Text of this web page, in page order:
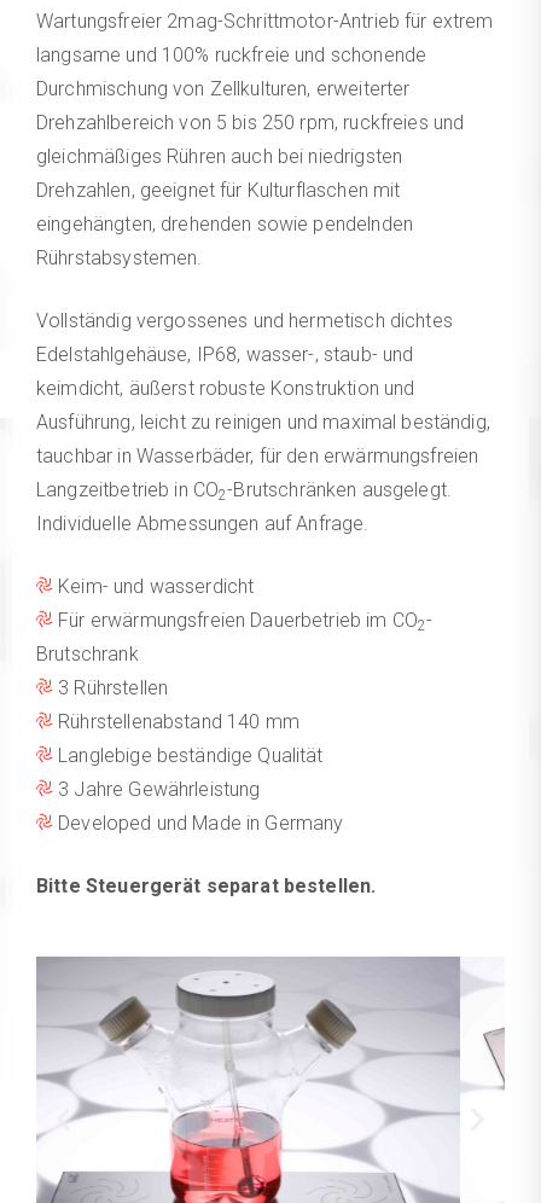
Wartungsfreier 2mag-Schrittmotor-Antrieb für extrem
langsame und 100% ruckfreie und schonende
Durchmischung von Zellkulturen, erweiterter
Drehzahlbereich von 5 bis 250 rpm, ruckfreies und
gleichmäßiges Rühren auch bei niedrigsten
Drehzahlen, geeignet für Kulturflaschen mit
eingehängten, drehenden sowie pendelnden
Rührstabsystemen.
Vollständig vergossenes und hermetisch dichtes
Edelstahlgehäuse, IP68, wasser-, staub- und
keimdicht, äußerst robuste Konstruktion und
Ausführung, leicht zu reinigen und maximal beständig,
tauchbar in Wasserbäder, für den erwärmungsfreien
Langzeitbetrieb in CO2-Brutschränken ausgelegt.
Individuelle Abmessungen auf Anfrage.
Keim- und wasserdicht
Für erwärmungsfreien Dauerbetrieb im CO2-
Brutschrank
3 Rührstellen
Rührstellenabstand 140 mm
Langlebige beständige Qualität
3 Jahre Gewährleistung
Developed und Made in Germany
Bitte Steuergerät separat bestellen.